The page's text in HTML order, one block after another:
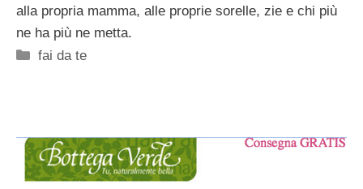
alla propria mamma, alle proprie sorelle, zie e chi più
ne ha più ne metta.
Categorie
fai da te